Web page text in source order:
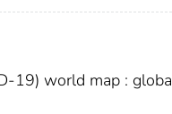
19) world map :